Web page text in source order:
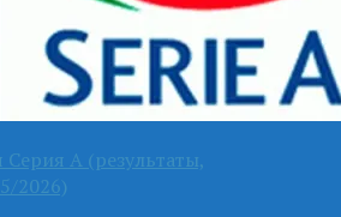
Серия А (результаты,
2026)